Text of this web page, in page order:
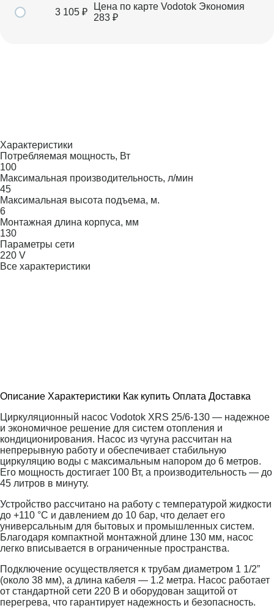
3 105 ₽
Цена по карте Vodotok Экономия
283 ₽
Характеристики
Потребляемая мощность, Вт
100
Максимальная производительность, л/мин
45
Максимальная высота подъема, м.
6
Монтажная длина корпуса, мм
130
Параметры сети
220 V
Все характеристики
Описание Характеристики Как купить Оплата Доставка
Циркуляционный насос Vodotok XRS 25/6-130 — надежное
и экономичное решение для систем отопления и
кондиционирования. Насос из чугуна рассчитан на
непрерывную работу и обеспечивает стабильную
циркуляцию воды с максимальным напором до 6 метров.
Его мощность достигает 100 Вт, а производительность — до
45 литров в минуту.
Устройство рассчитано на работу с температурой жидкости
до +110 °С и давлением до 10 бар, что делает его
универсальным для бытовых и промышленных систем.
Благодаря компактной монтажной длине 130 мм, насос
легко вписывается в ограниченные пространства.
Подключение осуществляется к трубам диаметром 1 1/2”
(около 38 мм), а длина кабеля — 1.2 метра. Насос работает
от стандартной сети 220 В и оборудован защитой от
перегрева, что гарантирует надежность и безопасность.